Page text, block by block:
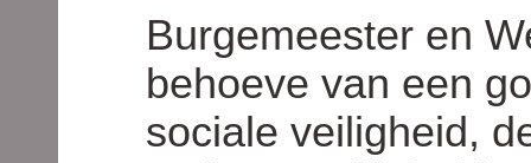
Burgemeester en
behoeve van een
sociale veiligheid,